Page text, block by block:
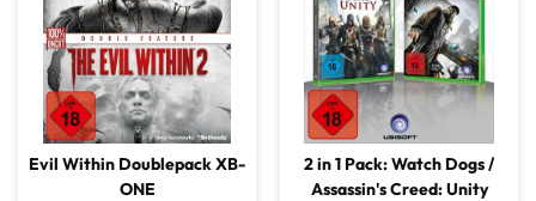
Evil Within Doublepack XB-
ONE
2 in 1 Pack: Watch Dogs /
Assassin's Creed: Unity